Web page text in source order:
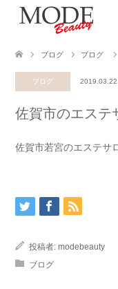
ブログ ブログ
ブログ 2019.03.22
佐賀市のエス
佐賀市若宮のエステサ
投稿者: modebeauty
ブログ